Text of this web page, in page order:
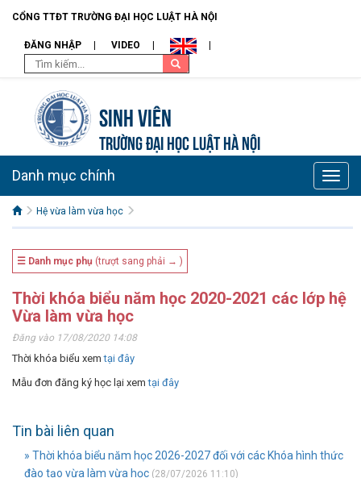
CỔNG TTĐT TRƯỜNG ĐẠI HỌC LUẬT HÀ NỘI
ĐĂNG NHẬP VIDEO
Sinh viên
TRƯỜNG ĐẠI HỌC LUẬT HÀ NỘI
Toggle
Danh mục chính
Hệ vừa làm vừa học
☰ Danh mục phụ (trượt sang phải → )
Thời khóa biểu năm học 2020-2021 các lớp hệ
Vừa làm vừa học
Đăng vào 17/08/2020 14:08
Thời khóa biểu xemtại đây
Mẫu đơn đăng ký học lại xemtại đây
Tin bài liên quan
» Thời khóa biểu năm học 2026-2027 đối với các Khóa hình thức
đào tạo vừa làm vừa học (28/07/2026 11:10)